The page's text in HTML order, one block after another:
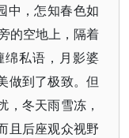
中，怎知春色如
的空地上，隔着
私语，月影婆
做到了极致。但
，冬天雨雪冻，
且后座观众视野